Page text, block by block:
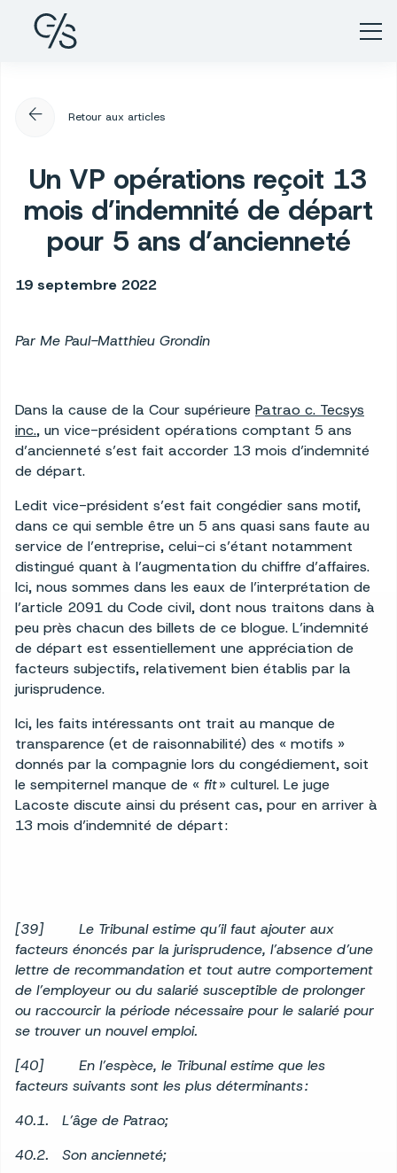
arrow_back Retour aux articles
Un VP opérations reçoit 13
mois d’indemnité de départ
pour 5 ans d’ancienneté
19 septembre 2022
Par Me Paul-Matthieu Grondin
Dans la cause de la Cour supérieure Patrao c. Tecsys
inc., un vice-président opérations comptant 5 ans
d’ancienneté s’est fait accorder 13 mois d’indemnité
de départ.
Ledit vice-président s’est fait congédier sans motif,
dans ce qui semble être un 5 ans quasi sans faute au
service de l’entreprise, celui-ci s’étant notamment
distingué quant à l’augmentation du chiffre d’affaires.
Ici, nous sommes dans les eaux de l’interprétation de
l’article 2091 du Code civil, dont nous traitons dans à
peu près chacun des billets de ce blogue. L’indemnité
de départ est essentiellement une appréciation de
facteurs subjectifs, relativement bien établis par la
jurisprudence.
Ici, les faits intéressants ont trait au manque de
transparence (et de raisonnabilité) des « motifs »
donnés par la compagnie lors du congédiement, soit
le sempiternel manque de « fit» culturel. Le juge
Lacoste discute ainsi du présent cas, pour en arriver à
13 mois d’indemnité de départ :
[39] Le Tribunal estime qu’il faut ajouter aux
facteurs énoncés par la jurisprudence, l’absence d’une
lettre de recommandation et tout autre comportement
de l’employeur ou du salarié susceptible de prolonger
ou raccourcir la période nécessaire pour le salarié pour
se trouver un nouvel emploi.
[40] En l’espèce, le Tribunal estime que les
facteurs suivants sont les plus déterminants :
40.1. L’âge de Patrao;
40.2. Son ancienneté;